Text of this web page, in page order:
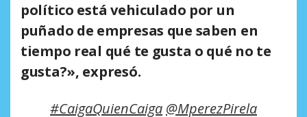
político está vehiculado por un
puñado de empresas que saben en
tiempo real qué te gusta o qué no te
gusta?», expresó.
#CaigaQuienCaiga @MperezPirela